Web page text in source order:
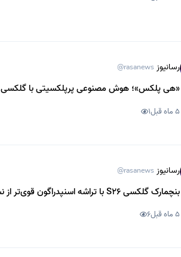
رسانیوز @rasanews
«هی پلکس»؛ هوش مصنوعی پرپلکسیتی با گلکسی S26 سامسونگ ادغام می‌شود
5 ماه قبل 1
رسانیوز @rasanews
بنچمارک گلکسی S26 با تراشه اسنپدراگون قوی‌تر از نسخه اگزینوس ظاهر شد
5 ماه قبل 6